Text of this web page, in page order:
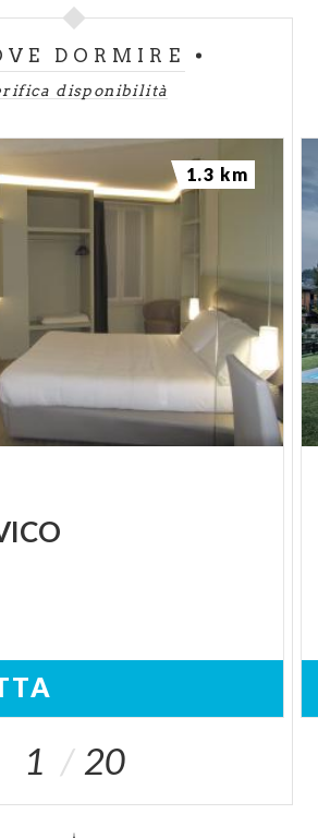
DORMIRE
disponibilità
1.3 km
1 20